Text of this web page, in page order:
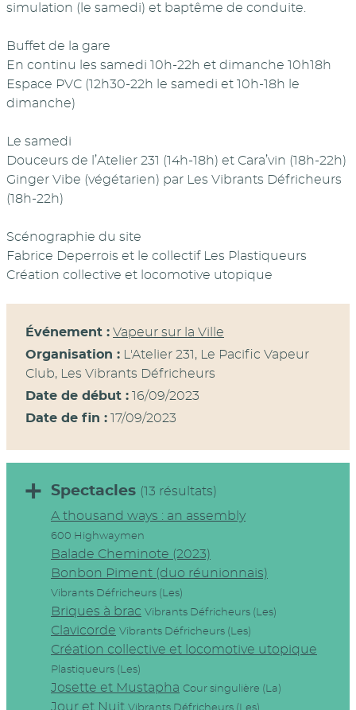
simulation (le samedi) et baptême de conduite.
Buffet de la gare
En continu les samedi 10h-22h et dimanche 10h18h
Espace PVC (12h30-22h le samedi et 10h-18h le
dimanche)
Le samedi
Douceurs de l’Atelier 231 (14h-18h) et Cara’vin (18h-22h)
Ginger Vibe (végétarien) par Les Vibrants Défricheurs
(18h-22h)
Scénographie du site
Fabrice Deperrois et le collectif Les Plastiqueurs
Création collective et locomotive utopique
Événement : Vapeur sur la Ville
Organisation : L'Atelier 231, Le Pacific Vapeur
Club, Les Vibrants Défricheurs
Date de début : 16/09/2023
Date de fin : 17/09/2023
Spectacles (13 résultats)
A thousand ways : an assembly
600 Highwaymen
Balade Cheminote (2023)
Bonbon Piment (duo réunionnais)
Vibrants Défricheurs (Les)
Briques à brac Vibrants Défricheurs (Les)
Clavicorde Vibrants Défricheurs (Les)
Création collective et locomotive utopique
Plastiqueurs (Les)
Josette et Mustapha Cour singulière (La)
Jour et Nuit Vibrants Défricheurs (Les)